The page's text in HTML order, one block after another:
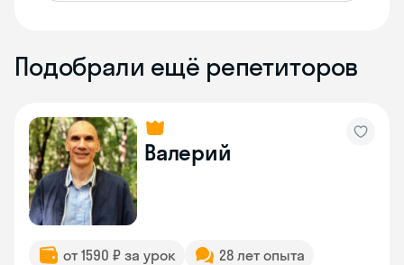
Подобрали ещё репетиторов
Валерий
от 1590 ₽ за урок 28 лет опыта